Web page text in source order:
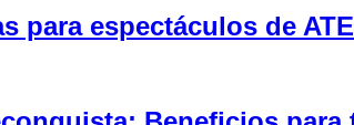
para espectáculos de